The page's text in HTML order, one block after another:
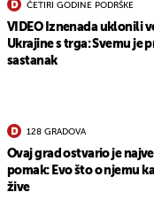
ČETIRI GODINE PODRŠKE
VIDEO Iznenada uklonili
Ukrajine s trga: Svemu je
sastanak
128 GRADOVA
Ovaj grad ostvario je
pomak: Evo što o njemu
žive